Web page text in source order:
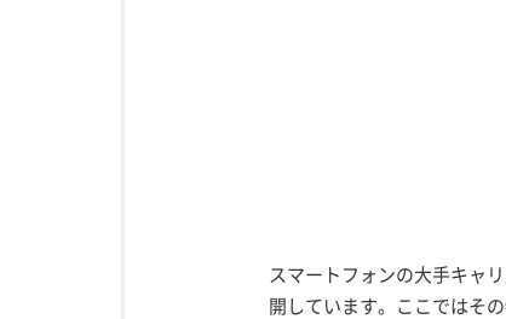
スマートフォンの大手キャ
開しています。ここではそ